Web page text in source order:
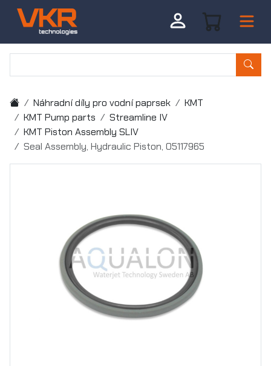
Náhradní díly pro vodní paprsek
KMT
KMT Pump parts
Streamline IV
KMT Piston Assembly SLIV
Seal Assembly, Hydraulic Piston, 05117965